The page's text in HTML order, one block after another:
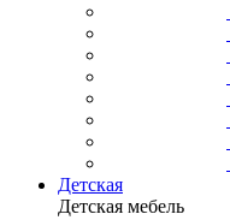
Детская
Детская мебель